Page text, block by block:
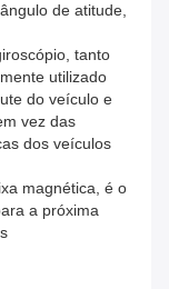
de atitude,
tanto
utilizado
do veículo e
vez das
dos veículos
magnética, é o
a próxima